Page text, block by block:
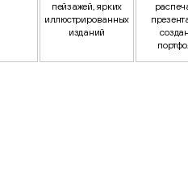
пейзажей, ярких
иллюстрированных
изданий